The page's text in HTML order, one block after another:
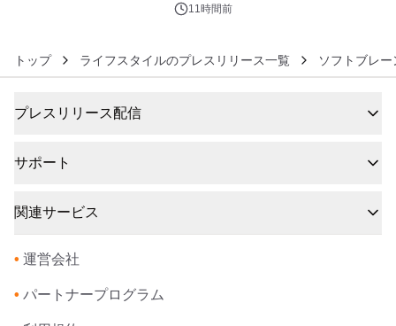
11時間前
トップ ライフスタイルのプレスリリース一覧 ソフトブレ
プレスリリース配信
サポート
関連サービス
• 運営会社
• パートナープログラム